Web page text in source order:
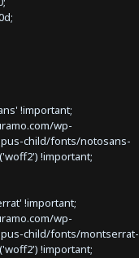
!important;
wp-
child/fonts/notosans-
!important;
!important;
wp-
child/fonts/montserrat-
!important;